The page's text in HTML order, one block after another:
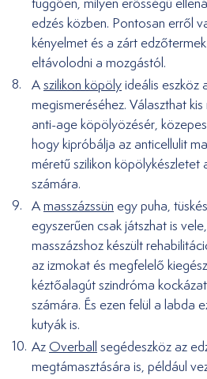
edzés közben. Pontosan erről
kényelmet és a zárt
eltávolodni a mozgástól.
Aszilikon köpölyideális eszköz
megismeréséhez. Választhat
anti-age köpölyözésér,
hogy kipróbálja az anticellulit
méretű szilikon köpölykészletet
számára.
Amasszázssün egy puha,
egyszerűen csak játszhat is
masszázshoz készült
az izmokat és megfelelő
kéztőalagút szindróma
számára. És ezen felül a labda
kutyák is.
Az Overball segédeszköz az
megtámasztására is, például